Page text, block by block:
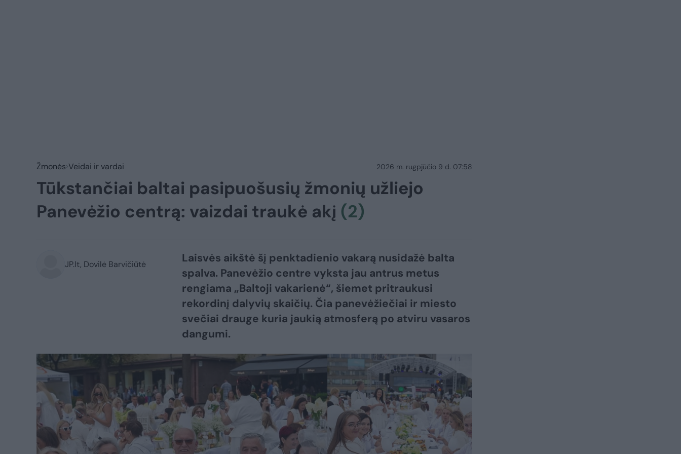
Žmonės Veidai ir vardai 2026 m. rugpjūčio 9 d. 07:58
Tūkstančiai baltai pasipuošusių žmonių užliejo
Panevėžio centrą: vaizdai traukė akį (2)
JP.lt, Dovilė Barvičiūtė
Laisvės aikštė šį penktadienio vakarą nusidažė balta
spalva. Panevėžio centre vyksta jau antrus metus
rengiama „Baltoji vakarienė“, šiemet pritraukusi
rekordinį dalyvių skaičių. Čia panevėžiečiai ir miesto
svečiai drauge kuria jaukią atmosferą po atviru vasaros
dangumi.